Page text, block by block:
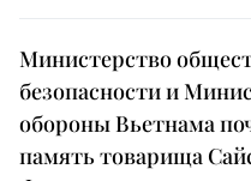
Министерство
безопасности и
обороны Вьетнама
память товарища